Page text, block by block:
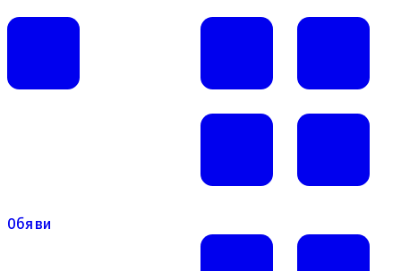
Обяви